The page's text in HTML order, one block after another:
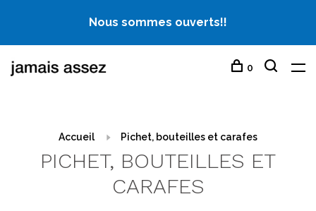
Nous sommes ouverts!!
0
Accueil Pichet, bouteilles et carafes
PICHET, BOUTEILLES ET
CARAFES